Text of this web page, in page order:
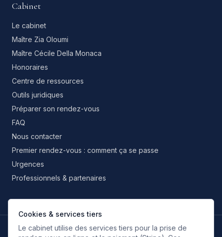
Cookies & services tiers
Le cabinet utilise des services tiers pour la prise de
Cabinet
Le cabinet
Maître Zia Oloumi
Maître Cécile Della Monaca
Honoraires
Centre de ressources
Outils juridiques
Préparer son rendez-vous
FAQ
Nous contacter
Premier rendez-vous : comment ça se passe
Urgences
Professionnels & partenaires
LANGUES DE TRAVAIL